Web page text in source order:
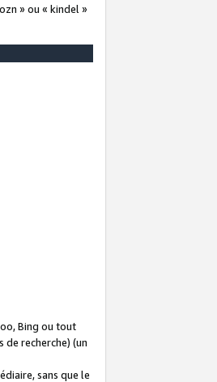
» ou « kindel »
Bing ou tout
recherche) (un
sans que le